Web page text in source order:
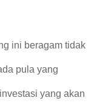
ini beragam tidak
pula yang
yang akan